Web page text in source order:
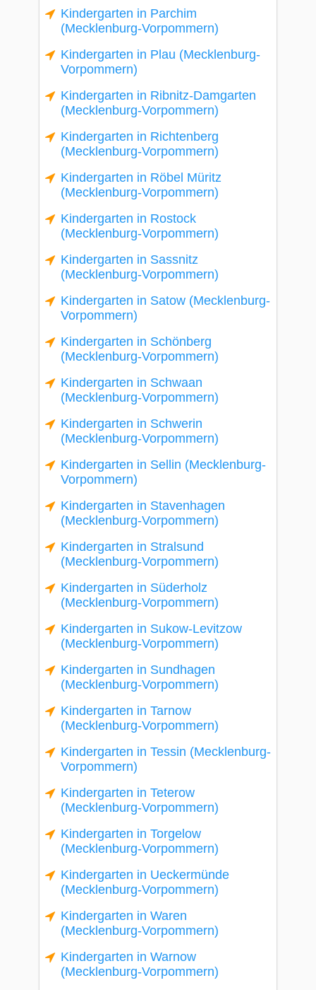
Kindergarten in Parchim
(Mecklenburg-Vorpommern)
Kindergarten in Plau (Mecklenburg-
Vorpommern)
Kindergarten in Ribnitz-Damgarten
(Mecklenburg-Vorpommern)
Kindergarten in Richtenberg
(Mecklenburg-Vorpommern)
Kindergarten in Röbel Müritz
(Mecklenburg-Vorpommern)
Kindergarten in Rostock
(Mecklenburg-Vorpommern)
Kindergarten in Sassnitz
(Mecklenburg-Vorpommern)
Kindergarten in Satow (Mecklenburg-
Vorpommern)
Kindergarten in Schönberg
(Mecklenburg-Vorpommern)
Kindergarten in Schwaan
(Mecklenburg-Vorpommern)
Kindergarten in Schwerin
(Mecklenburg-Vorpommern)
Kindergarten in Sellin (Mecklenburg-
Vorpommern)
Kindergarten in Stavenhagen
(Mecklenburg-Vorpommern)
Kindergarten in Stralsund
(Mecklenburg-Vorpommern)
Kindergarten in Süderholz
(Mecklenburg-Vorpommern)
Kindergarten in Sukow-Levitzow
(Mecklenburg-Vorpommern)
Kindergarten in Sundhagen
(Mecklenburg-Vorpommern)
Kindergarten in Tarnow
(Mecklenburg-Vorpommern)
Kindergarten in Tessin (Mecklenburg-
Vorpommern)
Kindergarten in Teterow
(Mecklenburg-Vorpommern)
Kindergarten in Torgelow
(Mecklenburg-Vorpommern)
Kindergarten in Ueckermünde
(Mecklenburg-Vorpommern)
Kindergarten in Waren
(Mecklenburg-Vorpommern)
Kindergarten in Warnow
(Mecklenburg-Vorpommern)